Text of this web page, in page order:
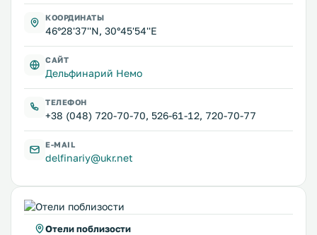
КООРДИНАТЫ
46°28'37''N, 30°45'54''E
САЙТ
Дельфинарий Немо
ТЕЛЕФОН
+38 (048) 720-70-70, 526-61-12, 720-70-77
E-MAIL
delfinariy@ukr.net
Отели поблизости